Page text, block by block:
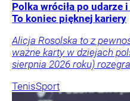
Polka wróciła po udarze
To koniec pięknej kariery
Alicja Rosolska to z
ważne karty w dziejach
sierpnia 2026 roku)
TenisSport